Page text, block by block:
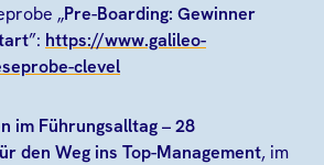
„Pre-Boarding: Gewinner
”: https://www.galileo-
clevel
im Führungsalltag– 28
den Weg ins Top-Management, im